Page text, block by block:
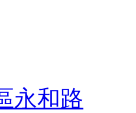
永和路